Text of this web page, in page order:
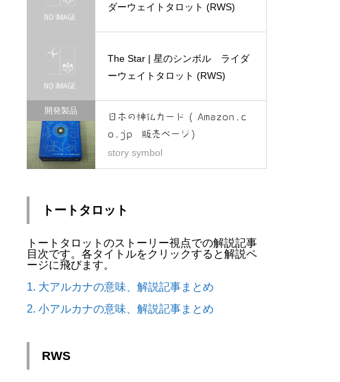
ダーウェイトタロット (RWS)
The Star | 星のシンボル ライダ
ーウェイトタロット (RWS)
開発製品
日本の神仏カード ( Amazon.c
o.jp 販売ページ)
story symbol
トートタロット
トートタロットのストーリー視点での解説記事
目次です。各タイトルをクリックすると解説ペ
ージに飛びます。
1. 大アルカナの意味、解説記事まとめ
2. 小アルカナの意味、解説記事まとめ
RWS